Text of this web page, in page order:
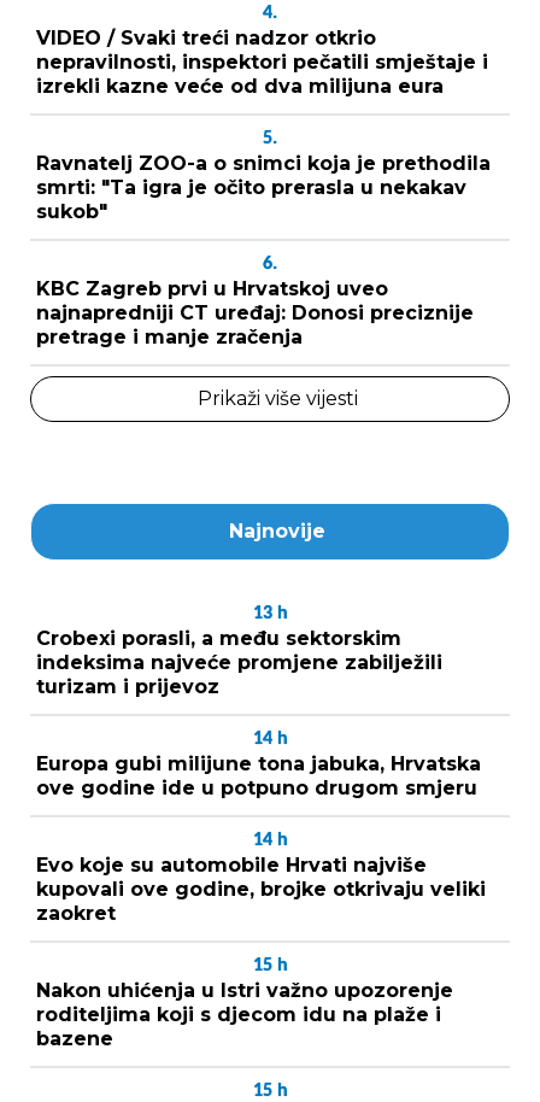
4.
VIDEO / Svaki treći nadzor otkrio
nepravilnosti, inspektori pečatili smještaje i
izrekli kazne veće od dva milijuna eura
5.
Ravnatelj ZOO-a o snimci koja je prethodila
smrti: "Ta igra je očito prerasla u nekakav
sukob"
6.
KBC Zagreb prvi u Hrvatskoj uveo
najnapredniji CT uređaj: Donosi preciznije
pretrage i manje zračenja
Prikaži više vijesti
Najnovije
13 h
Crobexi porasli, a među sektorskim
indeksima najveće promjene zabilježili
turizam i prijevoz
14 h
Europa gubi milijune tona jabuka, Hrvatska
ove godine ide u potpuno drugom smjeru
14 h
Evo koje su automobile Hrvati najviše
kupovali ove godine, brojke otkrivaju veliki
zaokret
15 h
Nakon uhićenja u Istri važno upozorenje
roditeljima koji s djecom idu na plaže i
bazene
15 h